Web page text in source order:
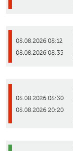
08.08.2026 08:12
08.08.2026 08:35
08.08.2026 08:30
08.08.2026 20:20